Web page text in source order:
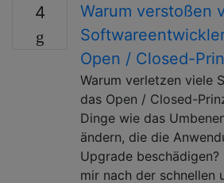
4
Warum verstoßen
Open / Closed-
Warum verletzen viele
das Open / Closed-
Dinge wie das
ändern, die die
Upgrade
mir nach der schnellen